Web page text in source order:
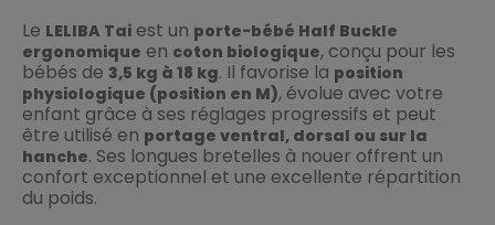
Le LELIBA Tai est un porte-bébé Half Buckle
ergonomique en coton biologique, conçu pour les
bébés de 3,5 kg à 18 kg. Il favorise la position
physiologique (position en M), évolue avec votre
enfant grâce à ses réglages progressifs et peut
être utilisé en portage ventral, dorsal ou sur la
hanche. Ses longues bretelles à nouer offrent un
confort exceptionnel et une excellente répartition
du poids.